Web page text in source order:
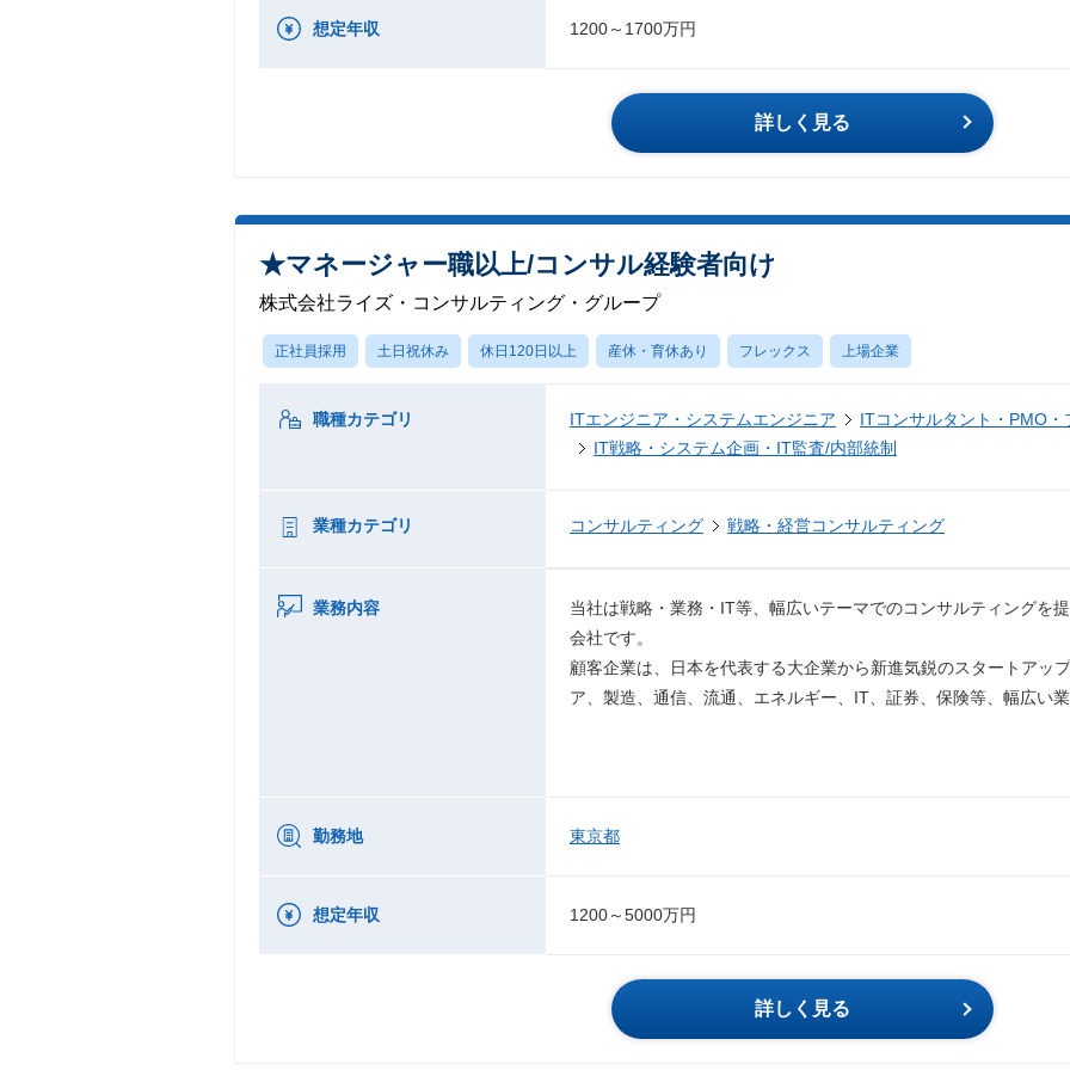
想定年収 1200～1700万円
詳しく見る
★マネージャー職以上/コンサル経験者向け
株式会社ライズ・コンサルティング・グループ
正社員採用 土日祝休み 休日120日以上 産休・育休あり フレックス 上場企業
職種カテゴリ ITエンジニア・システムエンジニア
ITコンサルタント・PMO・
IT戦略・システム企画・IT監査/内部統制
業種カテゴリ コンサルティング 戦略・経営コンサルティング
業務内容
当社は戦略・業務・IT等、幅広いテーマでのコンサルティングを
会社です。
顧客企業は、日本を代表する大企業から新進気鋭のスタートアッ
ア、製造、通信、流通、エネルギー、IT、証券、保険等、幅広い
勤務地 東京都
想定年収 1200～5000万円
詳しく見る